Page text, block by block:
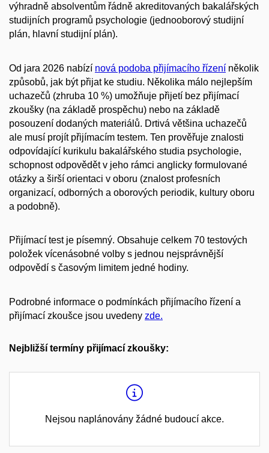
výhradně absolventům řádně akreditovaných bakalářských
studijních programů psychologie (jednooborový studijní
plán, hlavní studijní plán).
Od jara 2026 nabízí nová podoba přijímacího řízení několik
způsobů, jak být přijat ke studiu. Několika málo nejlepším
uchazečů (zhruba 10 %) umožňuje přijetí bez přijímací
zkoušky (na základě prospěchu) nebo na základě
posouzení dodaných materiálů. Drtivá většina uchazečů
ale musí projít přijímacím testem. Ten prověřuje znalosti
odpovídající kurikulu bakalářského studia psychologie,
schopnost odpovědět v jeho rámci anglicky formulované
otázky a širší orientaci v oboru (znalost profesních
organizací, odborných a oborových periodik, kultury oboru
a podobně).
Přijímací test je písemný. Obsahuje celkem 70 testových
položek vícenásobné volby s jednou nejsprávnější
odpovědí s časovým limitem jedné hodiny.
Podrobné informace o podmínkách přijímacího řízení a
přijímací zkoušce jsou uvedeny zde.
Nejbližší termíny přijímací zkoušky:
Nejsou naplánovány žádné budoucí akce.